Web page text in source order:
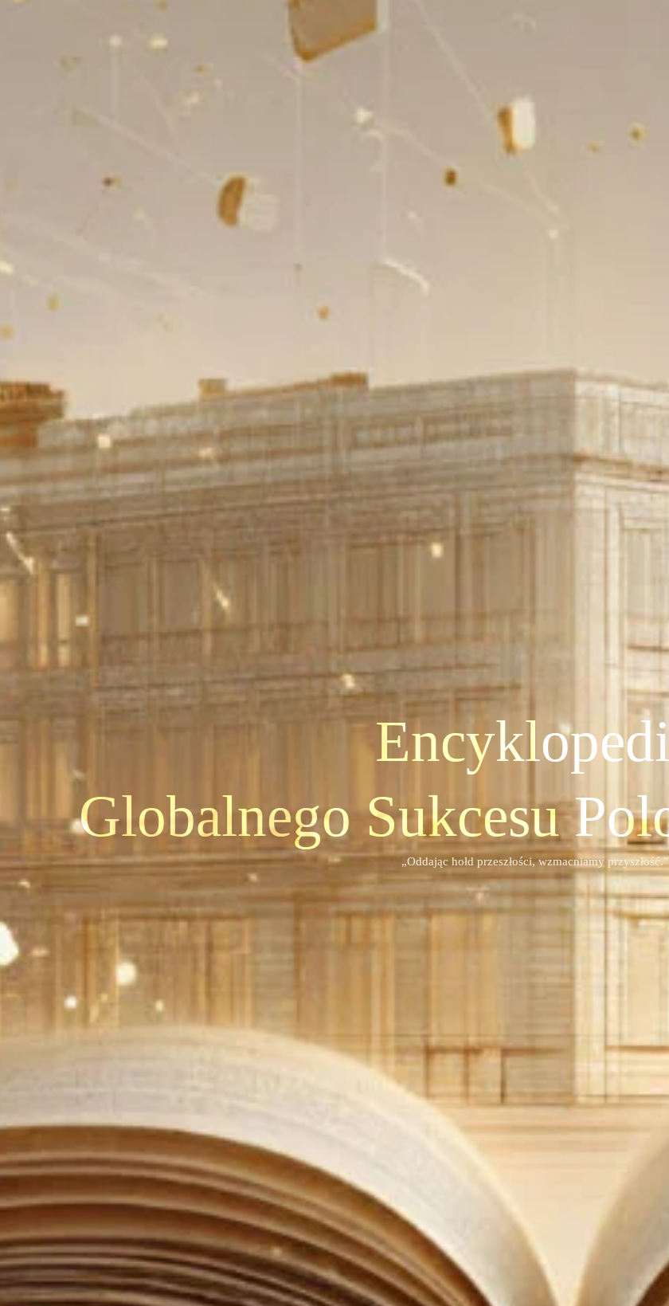
Globalnego Sukcesu
„Oddając hołd przeszłości, wzmacniamy przyszłość.”